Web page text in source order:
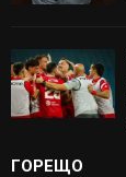
ГОРЕЩО